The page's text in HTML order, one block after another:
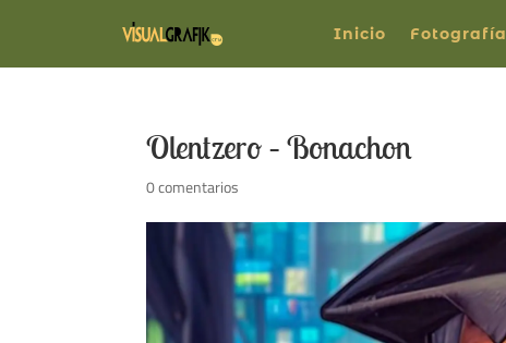
Inicio Fotografía
Olentzero – Bonachon
0 comentarios